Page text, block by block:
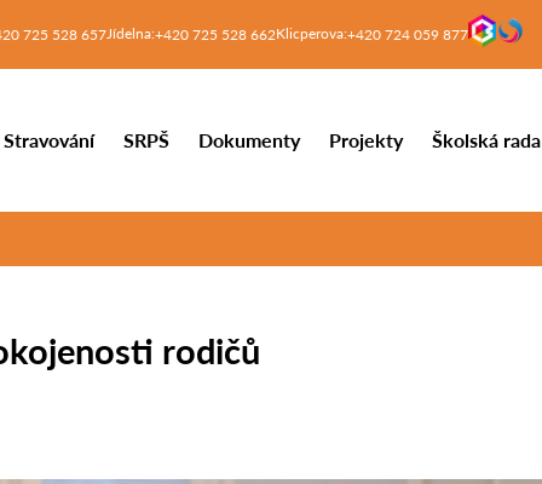
725 528 657Jídelna:+420 725 528 662Klicperova:+420 724 059 877
Stravování SRPŠ Dokumenty Projekty Školská rada
rodičů